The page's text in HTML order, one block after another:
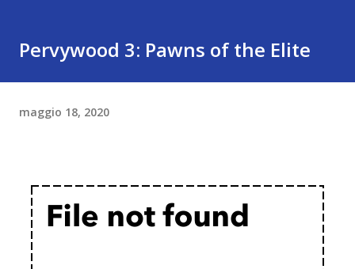
Pervywood 3: Pawns of the Elite
maggio 18, 2020